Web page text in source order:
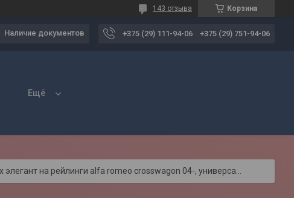
Корзина
143 отзыва
Наличие документов +375 (29) 111-94-06 +375 (29) 751-94-06
Ещё